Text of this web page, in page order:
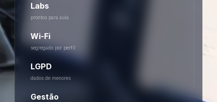
Labs
prontos para aula
Wi-Fi
segregado por perfil
LGPD
dados de menores
Gestão